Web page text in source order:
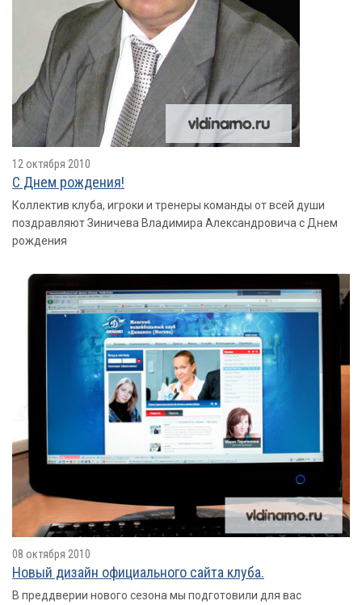
12 октября 2010
С Днем рождения!
Коллектив клуба, игроки и тренеры команды от всей души
поздравляют Зиничева Владимира Александровича с Днем
рождения
08 октября 2010
Новый дизайн официального сайта клуба.
В преддверии нового сезона мы подготовили для вас